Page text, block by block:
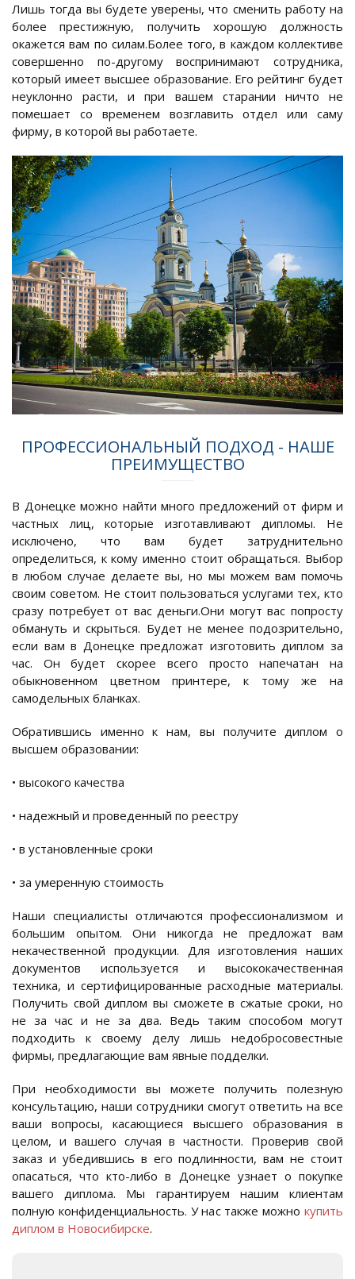
Лишь тогда вы будете уверены, что сменить работу на
более престижную, получить хорошую должность
окажется вам по силам.Более того, в каждом коллективе
совершенно по-другому воспринимают сотрудника,
который имеет высшее образование. Его рейтинг будет
неуклонно расти, и при вашем старании ничто не
помешает со временем возглавить отдел или саму
фирму, в которой вы работаете.
ПРОФЕССИОНАЛЬНЫЙ ПОДХОД - НАШЕ
ПРЕИМУЩЕСТВО
В Донецке можно найти много предложений от фирм и
частных лиц, которые изготавливают дипломы. Не
исключено, что вам будет затруднительно
определиться, к кому именно стоит обращаться. Выбор
в любом случае делаете вы, но мы можем вам помочь
своим советом. Не стоит пользоваться услугами тех, кто
сразу потребует от вас деньги.Они могут вас попросту
обмануть и скрыться. Будет не менее подозрительно,
если вам в Донецке предложат изготовить диплом за
час. Он будет скорее всего просто напечатан на
обыкновенном цветном принтере, к тому же на
самодельных бланках.
Обратившись именно к нам, вы получите диплом о
высшем образовании:
• высокого качества
• надежный и проведенный по реестру
• в установленные сроки
• за умеренную стоимость
Наши специалисты отличаются профессионализмом и
большим опытом. Они никогда не предложат вам
некачественной продукции. Для изготовления наших
документов используется и высококачественная
техника, и сертифицированные расходные материалы.
Получить свой диплом вы сможете в сжатые сроки, но
не за час и не за два. Ведь таким способом могут
подходить к своему делу лишь недобросовестные
фирмы, предлагающие вам явные подделки.
При необходимости вы можете получить полезную
консультацию, наши сотрудники смогут ответить на все
ваши вопросы, касающиеся высшего образования в
целом, и вашего случая в частности. Проверив свой
заказ и убедившись в его подлинности, вам не стоит
опасаться, что кто-либо в Донецке узнает о покупке
вашего диплома. Мы гарантируем нашим клиентам
полную конфиденциальность. У нас также можно купить
диплом в Новосибирске.